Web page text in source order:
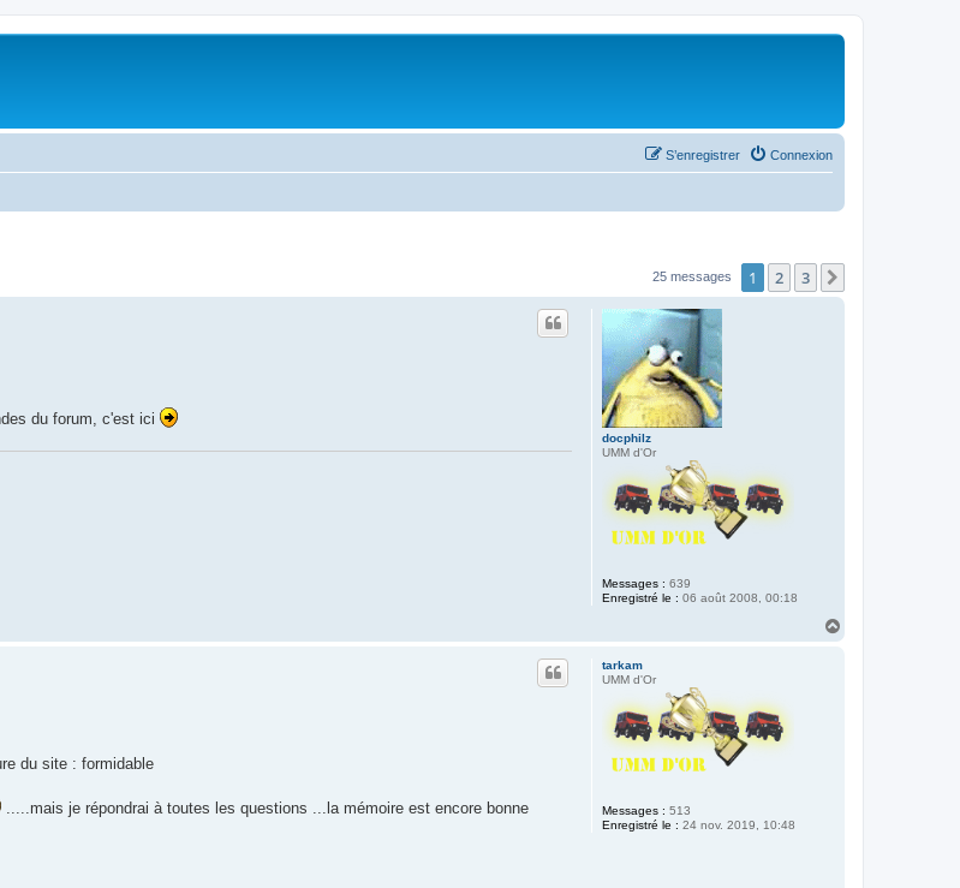
Connexion
S’enregistrer
25 messages 1 2 3
docphilz
UMM d'Or
Messages : 639
Enregistré le : 06 août 2008, 00:18
du forum, c'est ici
tarkam
UMM d'Or
Messages : 513
Enregistré le : 24 nov. 2019, 10:48
du site : formidable
.....mais je répondrai à toutes les questions ...la mémoire est encore bonne